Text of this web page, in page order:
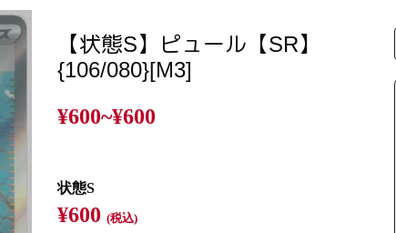
【状態S】ピュール【SR】
{106/080}[M3]
¥600~¥600
状態S
¥600(税込)